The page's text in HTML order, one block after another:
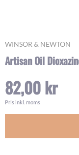
WINSOR & NEWTON
Artisan Oil
82,00 kr
Pris inkl. moms
Skip
the
of
the
images